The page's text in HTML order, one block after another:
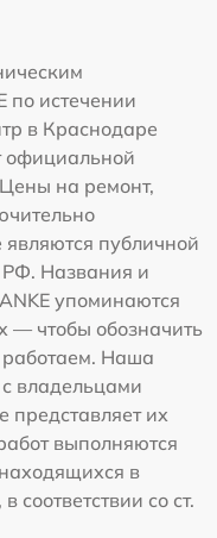
по истечении
в Краснодаре
официальной
на ремонт,
публичной
РФ. Названия и
упоминаются
— чтобы обозначить
работаем. Наша
владельцами
представляет их
выполняются
в
соответствии со ст.